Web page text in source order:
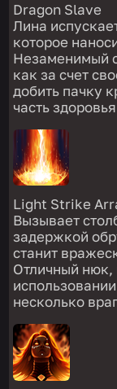
Dragon Slave
Лина
которое
Незаменимый
как за счет
добить пачку
часть
Light Strike
Вызывает
задержкой
станит
Отличный нюк,
несколько